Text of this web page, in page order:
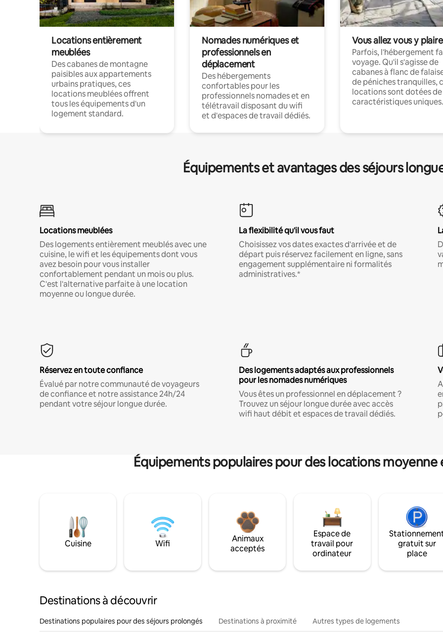
Locations entièrement
meublées
Des cabanes de montagne
paisibles aux appartements
urbains pratiques, ces
locations meublées offrent
tous les équipements d'un
logement standard.
Nomades numériques et
professionnels en
déplacement
Des hébergements
confortables pour les
professionnels nomades et en
télétravail disposant du wifi
et d'espaces de travail dédiés.
Vous allez vous y plaire
Parfois, l'hébergement
voyage. Qu'il s'agisse de
cabanes à flanc de
de péniches tranquilles,
locations sont dotées de
caractéristiques uniques.
Équipements et avantages des séjours
Locations meublées
Des logements entièrement meublés avec une
cuisine, le wifi et les équipements dont vous
avez besoin pour vous installer
confortablement pendant un mois ou plus.
C'est l'alternative parfaite à une location
moyenne ou longue durée.
La flexibilité qu'il vous faut
Choisissez vos dates exactes d'arrivée et de
départ puis réservez facilement en ligne, sans
engagement supplémentaire ni formalités
administratives.*
Réservez en toute confiance
Évalué par notre communauté de voyageurs
de confiance et notre assistance 24h/24
pendant votre séjour longue durée.
Des logements adaptés aux professionnels
pour les nomades numériques
Vous êtes un professionnel en déplacement ?
Trouvez un séjour longue durée avec accès
wifi haut débit et espaces de travail dédiés.
Équipements populaires pour des locations
Cuisine Wifi
Animaux
acceptés
Espace de
travail pour
ordinateur
gratuit sur
place
Destinations à découvrir
Destinations populaires pour des séjours prolongés Destinations à proximité Autres types de logements